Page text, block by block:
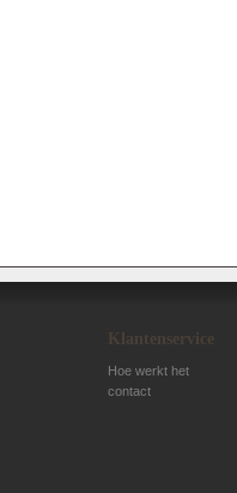
Klantenservice
Hoe werkt het
contact